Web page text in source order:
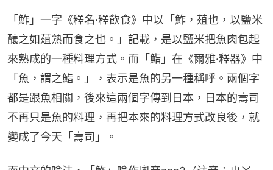
「鮓」一字《釋名·釋飲食》中以「鮓，葅也，以鹽米
釀之如葅熟而食之也。」記載，是以鹽米把魚肉包起
來熟成的一種料理方式。而「鮨」在《爾雅·釋器》中
「魚，謂之鮨。」，表示是魚的另一種稱呼。兩個字
都是跟魚相關，後來這兩個字傳到日本，日本的壽司
不再只是魚的料理，再把本來的料理方式改良後，就
變成了今天「壽司」。